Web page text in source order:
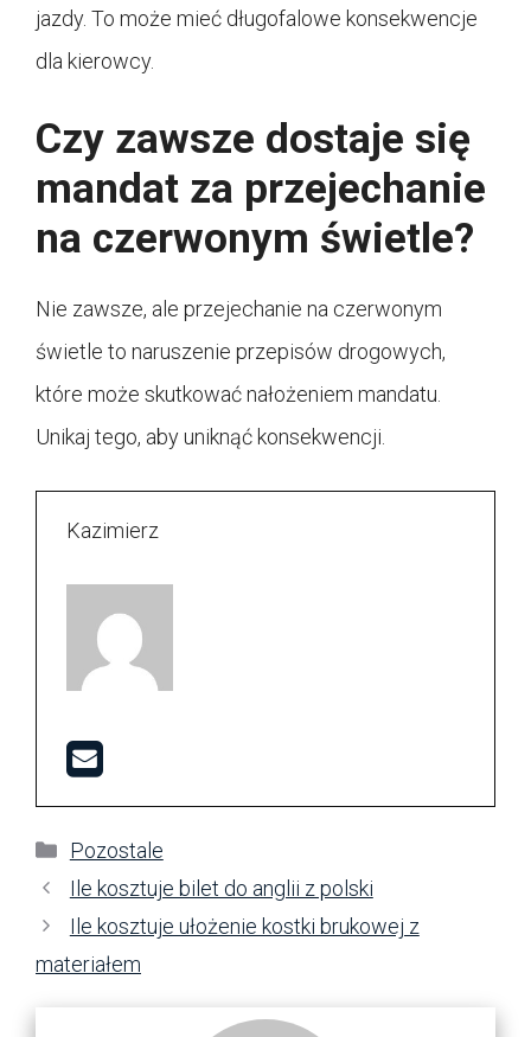
jazdy. To może mieć długofalowe konsekwencje
dla kierowcy.
Czy zawsze dostaje się
mandat za przejechanie
na czerwonym świetle?
Nie zawsze, ale przejechanie na czerwonym
świetle to naruszenie przepisów drogowych,
które może skutkować nałożeniem mandatu.
Unikaj tego, aby uniknąć konsekwencji.
Kazimierz
Kategorie
Pozostale
Ile kosztuje bilet do anglii z polski
Ile kosztuje ułożenie kostki brukowej z
materiałem